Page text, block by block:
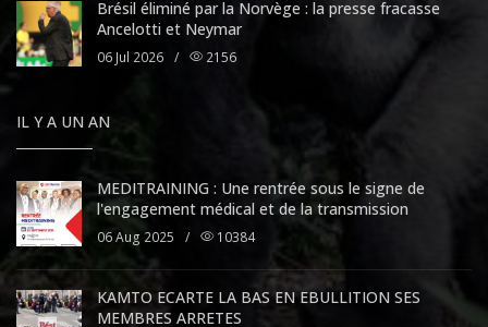
Brésil éliminé par la Norvège : la presse fracasse
Ancelotti et Neymar
06 Jul 2026 / 2156
IL Y A UN AN
MEDITRAINING : Une rentrée sous le signe de
l'engagement médical et de la transmission
06 Aug 2025 / 10384
KAMTO ECARTE LA BAS EN EBULLITION SES
MEMBRES ARRETES